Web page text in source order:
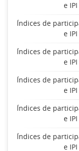
e
Índices de
e
Índices de
e
Índices de
e
Índices de
e
Índices de
e